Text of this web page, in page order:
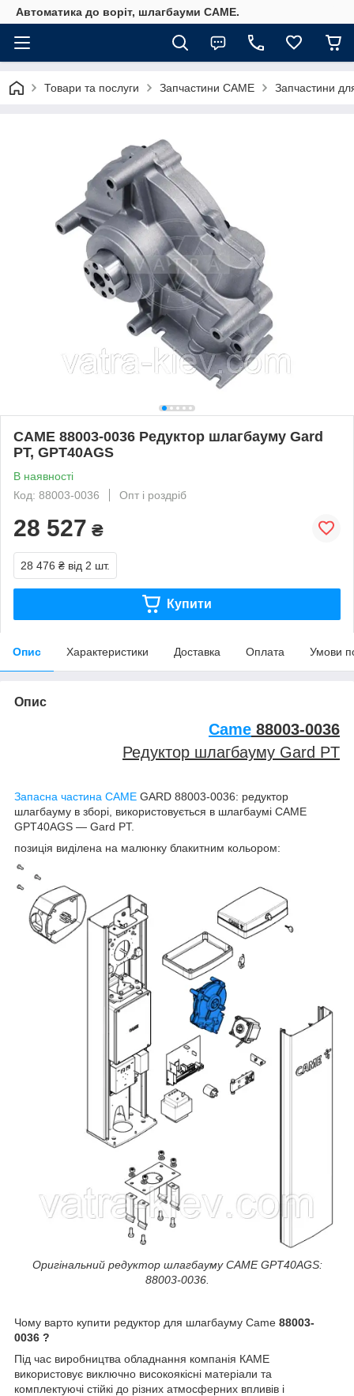
Автоматика до воріт, шлагбауми CAME.
Товари та послуги Запчастини CAME Запчастини
CAME 88003-0036 Редуктор шлагбауму Gard
PT, GPT40AGS
В наявності
Код: 88003-0036
Опт і роздріб
28 527 ₴
28 476 ₴ від 2 шт.
Купити
Опис Характеристики Доставка Оплата Умови
Опис
Came 88003-0036
Редуктор шлагбауму Gard PT
Запасна частина CAME GARD 88003-0036: редуктор
шлагбауму в зборі, використовується в шлагбаумі CAME
GPT40AGS — Gard PT.
позиція виділена на малюнку блакитним кольором:
Оригінальний редуктор шлагбауму CAME GPT40AGS:
88003-0036.
Чому варто купити редуктор для шлагбауму Came 88003-
0036 ?
Під час виробництва обладнання компанія КАМЕ
використовує виключно високоякісні матеріали та
комплектуючі стійкі до різних атмосферних впливів і